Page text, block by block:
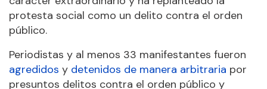
protesta social como un delito contra el orden
público.
Periodistas y al menos 33 manifestantes fueron
agredidos y detenidos de manera arbitraria por
presuntos delitos contra el orden público y